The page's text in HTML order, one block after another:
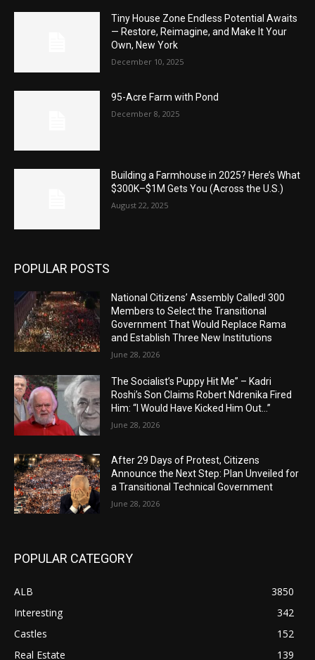
Tiny House Zone Endless Potential Awaits
— Restore, Reimagine, and Make It Your
Own, New York
December 10, 2025
95-Acre Farm with Pond
December 8, 2025
Building a Farmhouse in 2025? Here’s What
$300K–$1M Gets You (Across the U.S.)
August 22, 2025
POPULAR POSTS
National Citizens’ Assembly Called! 300
Members to Select the Transitional
Government That Would Replace Rama
and Establish Three New Institutions
June 28, 2026
The Socialist’s Puppy Hit Me” – Kadri
Roshi’s Son Claims Robert Ndrenika Fired
Him: “I Would Have Kicked Him Out…”
June 28, 2026
After 29 Days of Protest, Citizens
Announce the Next Step: Plan Unveiled for
a Transitional Technical Government
June 28, 2026
POPULAR CATEGORY
ALB
3850
Interesting
342
Castles
152
Real Estate
139